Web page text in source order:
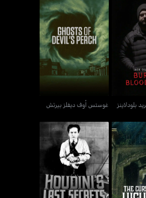
بلودلاينز
بلودلاينز
غوستس أوف ديفلز بيرتش
غوستس أوف ديفلز بيرتش
ذا هايغيت
هودينيز لاست سيكرتس